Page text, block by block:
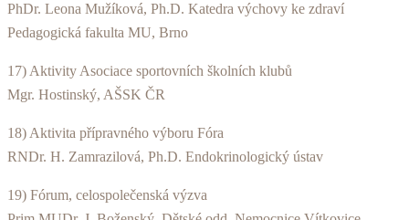
PhDr. Leona Mužíková, Ph.D. Katedra výchovy ke zdraví
Pedagogická fakulta MU, Brno
17) Aktivity Asociace sportovních školních klubů
Mgr. Hostinský, AŠSK ČR
18) Aktivita přípravného výboru Fóra
RNDr. H. Zamrazilová, Ph.D. Endokrinologický ústav
19) Fórum, celospolečenská výzva